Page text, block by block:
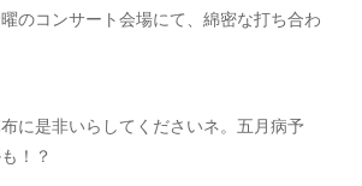
のコンサート会場にて、綿密な打ち合わ
に是非いらしてくださいネ。五月病予
！？